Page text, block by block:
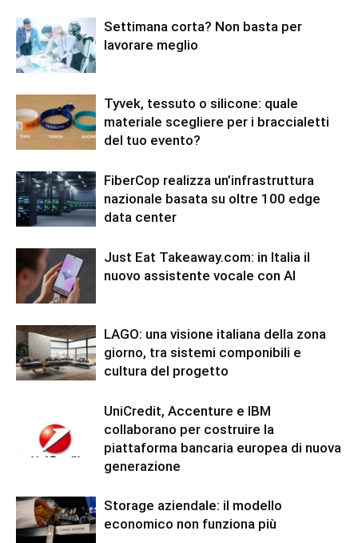
Settimana corta? Non basta per
lavorare meglio
Tyvek, tessuto o silicone: quale
materiale scegliere per i braccialetti
del tuo evento?
FiberCop realizza un’infrastruttura
nazionale basata su oltre 100 edge
data center
Just Eat Takeaway.com: in Italia il
nuovo assistente vocale con AI
LAGO: una visione italiana della zona
giorno, tra sistemi componibili e
cultura del progetto
UniCredit, Accenture e IBM
collaborano per costruire la
piattaforma bancaria europea di nuova
generazione
Storage aziendale: il modello
economico non funziona più